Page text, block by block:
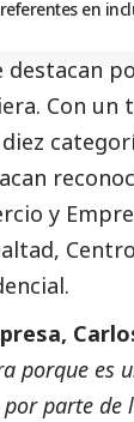
referentes en
destacan
Con un
y
porque es
parte de